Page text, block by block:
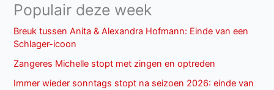
Populair deze week
Breuk tussen Anita & Alexandra Hofmann: Einde van een
Schlager-icoon
Zangeres Michelle stopt met zingen en optreden
Immer wieder sonntags stopt na seizoen 2026: einde van